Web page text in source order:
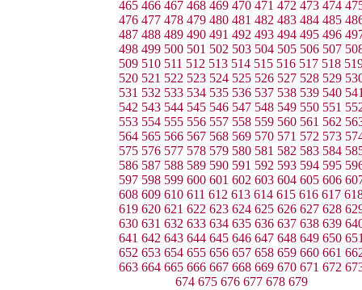
465 466 467 468 469 470 471 472 473 474
476 477 478 479 480 481 482 483 484 485
487 488 489 490 491 492 493 494 495 496
498 499 500 501 502 503 504 505 506 507
509 510 511 512 513 514 515 516 517 518
520 521 522 523 524 525 526 527 528 529
531 532 533 534 535 536 537 538 539 540
542 543 544 545 546 547 548 549 550 551
553 554 555 556 557 558 559 560 561 562
564 565 566 567 568 569 570 571 572 573
575 576 577 578 579 580 581 582 583 584
586 587 588 589 590 591 592 593 594 595
597 598 599 600 601 602 603 604 605 606
608 609 610 611 612 613 614 615 616 617
619 620 621 622 623 624 625 626 627 628
630 631 632 633 634 635 636 637 638 639
641 642 643 644 645 646 647 648 649 650
652 653 654 655 656 657 658 659 660 661
663 664 665 666 667 668 669 670 671 672
674 675 676 677 678 679